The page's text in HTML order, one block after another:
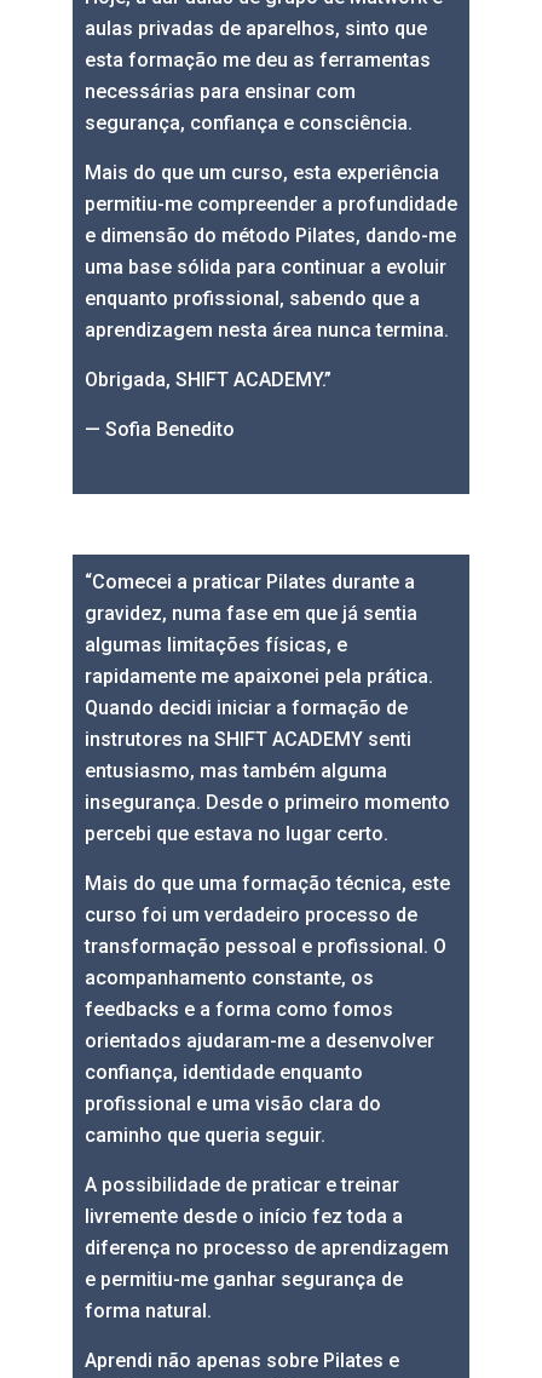
aulas privadas de aparelhos, sinto que
esta formação me deu as ferramentas
necessárias para ensinar com
segurança, confiança e consciência.
Mais do que um curso, esta experiência
permitiu-me compreender a profundidade
e dimensão do método Pilates, dando-me
uma base sólida para continuar a evoluir
enquanto profissional, sabendo que a
aprendizagem nesta área nunca termina.
Obrigada, SHIFT ACADEMY.”
— Sofia Benedito
“Comecei a praticar Pilates durante a
gravidez, numa fase em que já sentia
algumas limitações físicas, e
rapidamente me apaixonei pela prática.
Quando decidi iniciar a formação de
instrutores na SHIFT ACADEMY senti
entusiasmo, mas também alguma
insegurança. Desde o primeiro momento
percebi que estava no lugar certo.
Mais do que uma formação técnica, este
curso foi um verdadeiro processo de
transformação pessoal e profissional. O
acompanhamento constante, os
feedbacks e a forma como fomos
orientados ajudaram-me a desenvolver
confiança, identidade enquanto
profissional e uma visão clara do
caminho que queria seguir.
A possibilidade de praticar e treinar
livremente desde o início fez toda a
diferença no processo de aprendizagem
e permitiu-me ganhar segurança de
forma natural.
Aprendi não apenas sobre Pilates e